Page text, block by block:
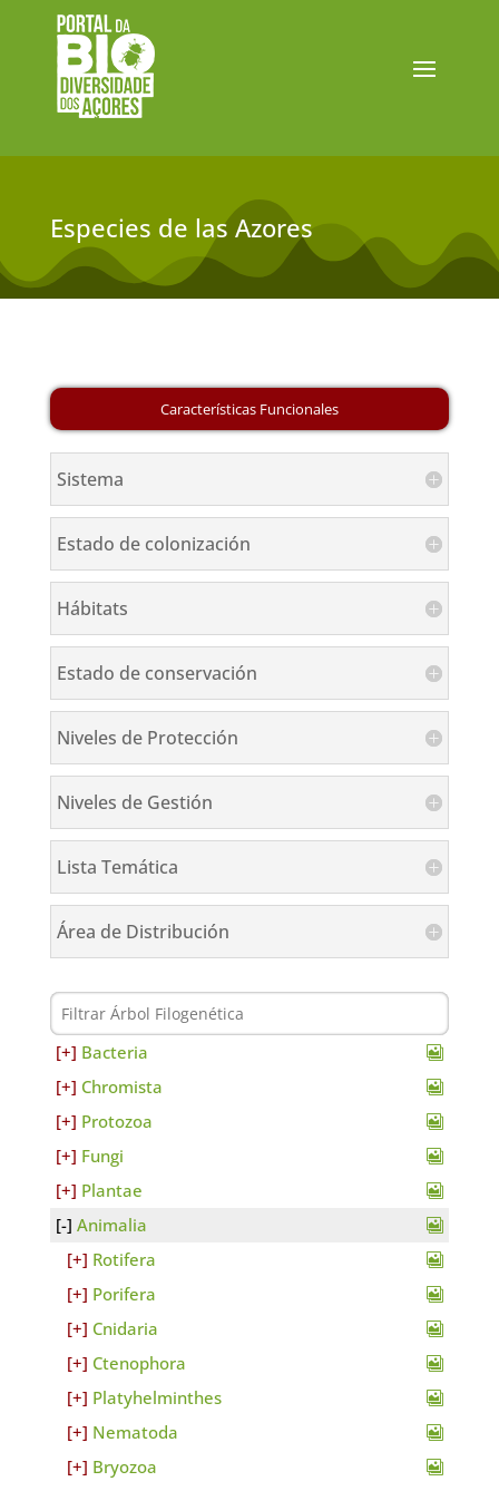
Especies de las Azores
Sistema
Estado de colonización
Hábitats
Estado de conservación
Niveles de Protección
Niveles de Gestión
Lista Temática
Área de Distribución
Bacteria
Chromista
Protozoa
Fungi
Plantae
Animalia
Rotifera
Porifera
Cnidaria
Ctenophora
Platyhelminthes
Nematoda
Bryozoa